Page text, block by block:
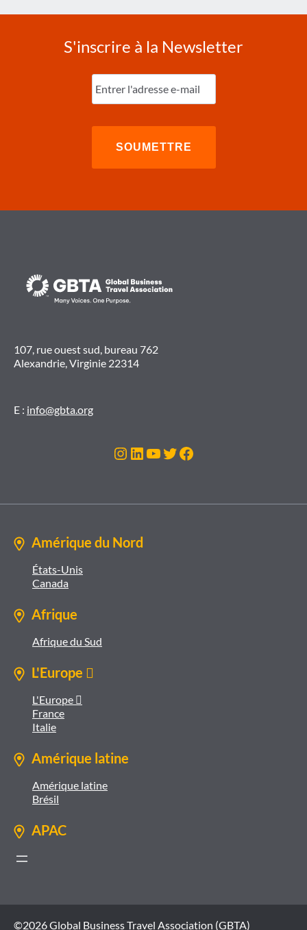
S'inscrire à la Newsletter
Entrez
l'e-
mail
107, rue ouest sud, bureau 762
Alexandrie, Virginie 22314
E : info@gbta.org
Instagram
LinkedIn
YouTube
Twitter
Facebook
Amérique du Nord
États-Unis
Canada
Afrique
Afrique du Sud
L'Europe 
L'Europe 
France
Italie
Amérique latine
Amérique latine
Brésil
APAC
©2026 Global Business Travel Association (GBTA)